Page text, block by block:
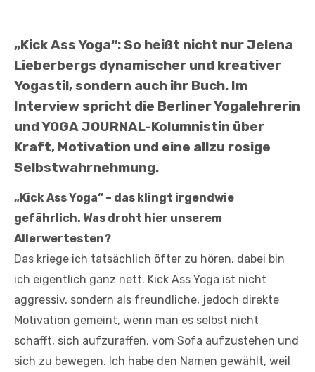
„Kick Ass Yoga“: So heißt nicht nur Jelena
Lieberbergs dynamischer und kreativer
Yogastil, sondern auch ihr Buch. Im
Interview spricht die Berliner Yogalehrerin
und YOGA JOURNAL-Kolumnistin über
Kraft, Motivation und eine allzu rosige
Selbstwahrnehmung.
„Kick Ass Yoga“ – das klingt irgendwie
gefährlich. Was droht hier unserem
Allerwertesten?
Das kriege ich tatsächlich öfter zu hören, dabei bin
ich eigentlich ganz nett. Kick Ass Yoga ist nicht
aggressiv, sondern als freundliche, jedoch direkte
Motivation gemeint, wenn man es selbst nicht
schafft, sich aufzuraffen, vom Sofa aufzustehen und
sich zu bewegen. Ich habe den Namen gewählt, weil